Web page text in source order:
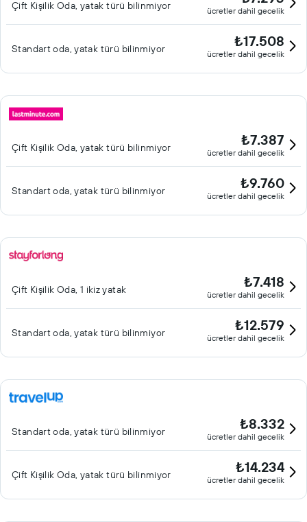
Çift ​Kişilik Oda, yatak türü bilinmiyor ücretler dahil gecelik
Standart oda, yatak türü bilinmiyor ₺17.508
ücretler dahil gecelik
Çift ​Kişilik Oda, yatak türü bilinmiyor ₺7.387
ücretler dahil gecelik
Standart oda, yatak türü bilinmiyor ₺9.760
ücretler dahil gecelik
Çift ​Kişilik Oda, 1 ikiz yatak ₺7.418
ücretler dahil gecelik
Standart oda, yatak türü bilinmiyor ₺12.579
ücretler dahil gecelik
Standart oda, yatak türü bilinmiyor ₺8.332
ücretler dahil gecelik
Çift ​Kişilik Oda, yatak türü bilinmiyor ₺14.234
ücretler dahil gecelik